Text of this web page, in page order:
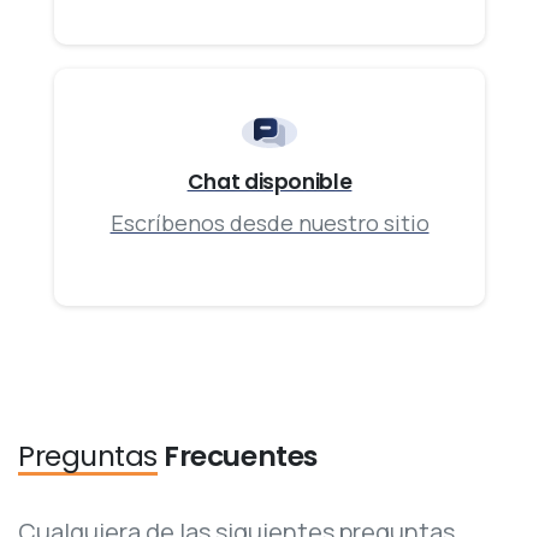
Chat disponible
Escríbenos desde nuestro sitio
Preguntas Frecuentes